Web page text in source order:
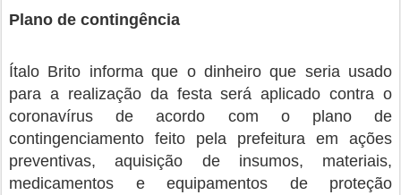
Plano de contingência
Ítalo Brito informa que o dinheiro que seria usado
para a realização da festa será aplicado contra o
coronavírus de acordo com o plano de
contingenciamento feito pela prefeitura em ações
preventivas, aquisição de insumos, materiais,
medicamentos e equipamentos de proteção